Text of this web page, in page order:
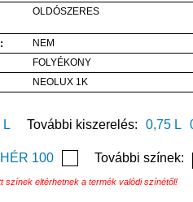
OLDÓSZERES
NEM
FOLYÉKONY
NEOLUX 1K
L További kiszerelés: 0,75 L
100 További színek:
színek eltérhetnek a termék valódi színétől!